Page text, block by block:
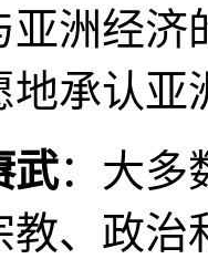
亚洲经济
地承认亚
武：大多
教、政治